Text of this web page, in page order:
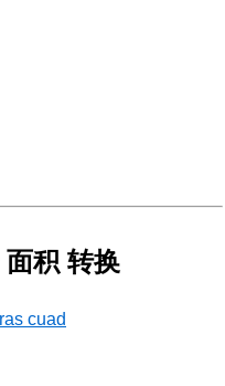
积 转换
cuad